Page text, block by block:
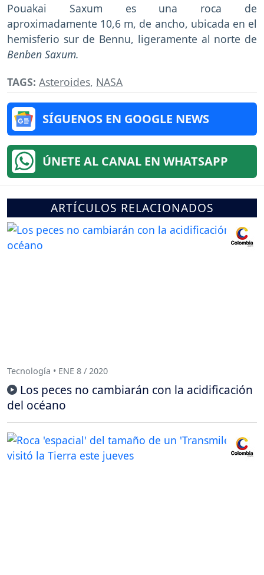
Pouakai Saxum es una roca de
aproximadamente 10,6 m, de ancho, ubicada en el
hemisferio sur de Bennu, ligeramente al norte de
Benben Saxum.
TAGS: Asteroides, NASA
SÍGUENOS EN GOOGLE NEWS
ÚNETE AL CANAL EN WHATSAPP
ARTÍCULOS RELACIONADOS
Tecnología • ENE 8 / 2020
Los peces no cambiarán con la acidificación
del océano